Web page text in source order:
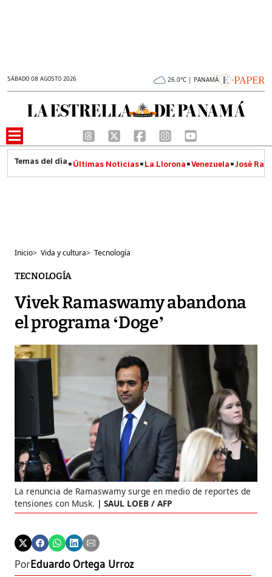
SÁBADO 08 AGOSTO 2026 26.0°C | PANAMÁ
Últimas Noticias La Llorona Venezuela José
Inicio> Vida y cultura> Tecnología
TECNOLOGÍA
Vivek Ramaswamy abandona
el programa ‘Doge’
La renuncia de Ramaswamy surge en medio de reportes de
tensiones con Musk.
SAUL LOEB / AFP
PorEduardo Ortega Urroz